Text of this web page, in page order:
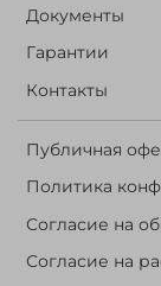
Документы
Гарантии
Контакты
Публичная
Политика
Согласие на
Согласие на